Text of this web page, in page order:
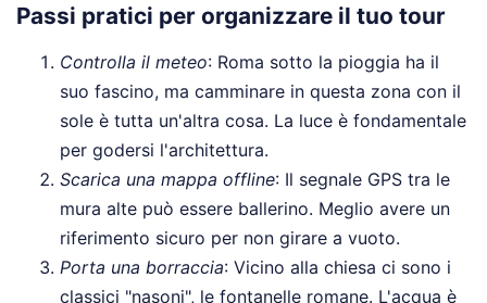
Passi pratici per organizzare il tuo tour
Controlla il meteo: Roma sotto la pioggia ha il
suo fascino, ma camminare in questa zona con il
sole è tutta un'altra cosa. La luce è fondamentale
per godersi l'architettura.
Scarica una mappa offline: Il segnale GPS tra le
mura alte può essere ballerino. Meglio avere un
riferimento sicuro per non girare a vuoto.
Porta una borraccia: Vicino alla chiesa ci sono i
classici "nasoni", le fontanelle romane. L'acqua è